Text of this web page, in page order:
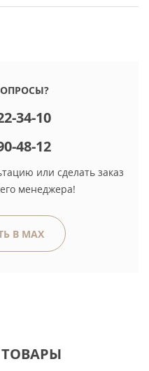
34-10
48-12
или сделать заказ
менеджера!
В MAX